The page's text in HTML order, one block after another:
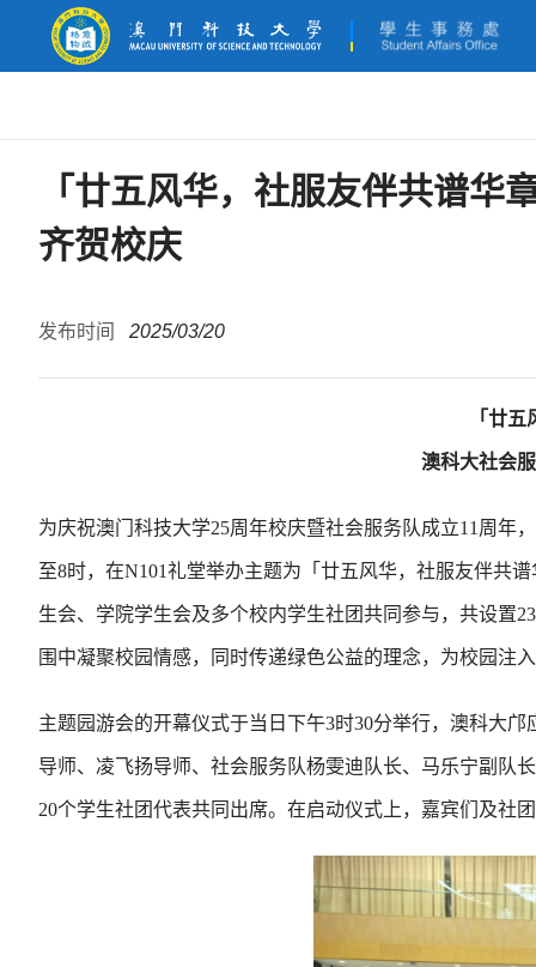
「廿五风华，社服友伴共谱华
齐贺校庆
发布时间 2025/03/20
「廿
澳科大社会
为庆祝澳门科技大学25周年校庆暨社会服务队成立11周年
至8时，在N101礼堂举办主题为「廿五风华，社服友伴共
生会、学院学生会及多个校内学生社团共同参与，共设置
围中凝聚校园情感，同时传递绿色公益的理念，为校园注
主题园游会的开幕仪式于当日下午3时30分举行，澳科大
导师、凌飞扬导师、社会服务队杨雯迪队长、马乐宁副队
20个学生社团代表共同出席。在启动仪式上，嘉宾们及社